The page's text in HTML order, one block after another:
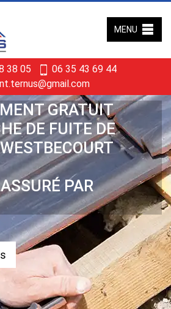
38 05
06 35 43 69 44
MENU
GRATUIT
DE FUITE DE
PAR